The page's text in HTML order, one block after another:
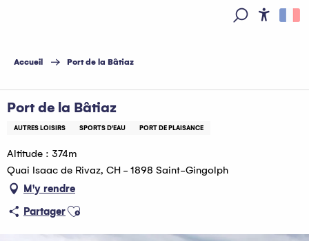
principal
Accueil Port de la Bâtiaz
Port de la Bâtiaz
AUTRES LOISIRS SPORTS D'EAU PORT DE PLAISANCE
Altitude : 374m
Quai Isaac de Rivaz, CH - 1898 Saint-Gingolph
M'y rendre
PartagerAjouter aux favoris